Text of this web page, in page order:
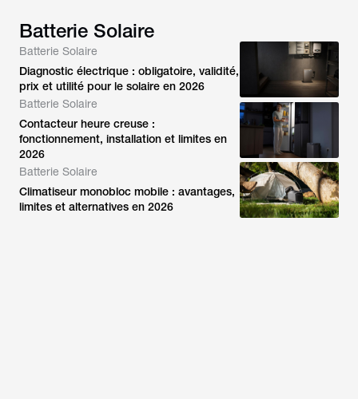
Batterie Solaire
Batterie Solaire
Diagnostic électrique : obligatoire, validité,
prix et utilité pour le solaire en 2026
Batterie Solaire
Contacteur heure creuse :
fonctionnement, installation et limites en
2026
Batterie Solaire
Climatiseur monobloc mobile : avantages,
limites et alternatives en 2026